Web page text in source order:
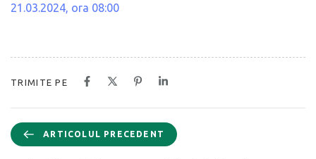
21.03.2024, ora 08:00
TRIMITE PE
ARTICOLUL PRECEDENT